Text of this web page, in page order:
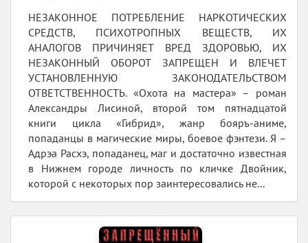
НЕЗАКОННОЕ ПОТРЕБЛЕНИЕ НАРКОТИЧЕСКИХ
СРЕДСТВ, ПСИХОТРОПНЫХ ВЕЩЕСТВ, ИХ
АНАЛОГОВ ПРИЧИНЯЕТ ВРЕД ЗДОРОВЬЮ, ИХ
НЕЗАКОННЫЙ ОБОРОТ ЗАПРЕЩЕН И ВЛЕЧЕТ
УСТАНОВЛЕННУЮ ЗАКОНОДАТЕЛЬСТВОМ
ОТВЕТСТВЕННОСТЬ. «Охота на мастера» – роман
Александры Лисиной, второй том пятнадцатой
книги цикла «Гибрид», жанр бояръ-аниме,
попаданцы в магические миры, боевое фэнтези. Я –
Адрэа Расхэ, попаданец, маг и достаточно известная
в Нижнем городе личность по кличке Двойник,
которой с некоторых пор заинтересовались не...